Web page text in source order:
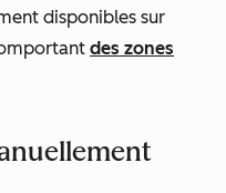
disponibles sur
des zones